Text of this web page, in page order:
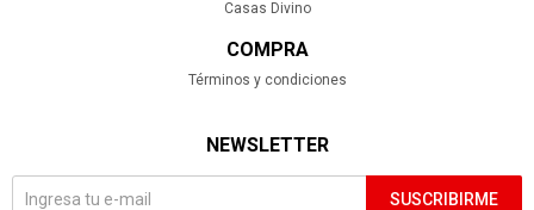
Casas Divino
COMPRA
Términos y condiciones
NEWSLETTER
SUSCRIBIRME